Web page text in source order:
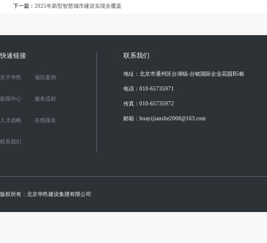
下一篇： 2025年新型智慧城市建设实现全覆盖
快速链接
关于华邑 项目案例
新闻中心 服务流程
人才战略 在线报名
联系我们
联系我们
地址：北京市通州区台湖镇-台铭国际企业花园B5栋
电话：010-65735971
传真：010-65735972
邮箱：huayijianshe2008@163.com
版权所有：北京华邑建设集团有限公司